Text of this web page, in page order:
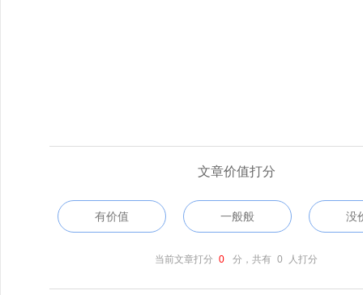
文章价值打分
有价值 一般般 没
当前文章打分 0 分，共有 0 人打分